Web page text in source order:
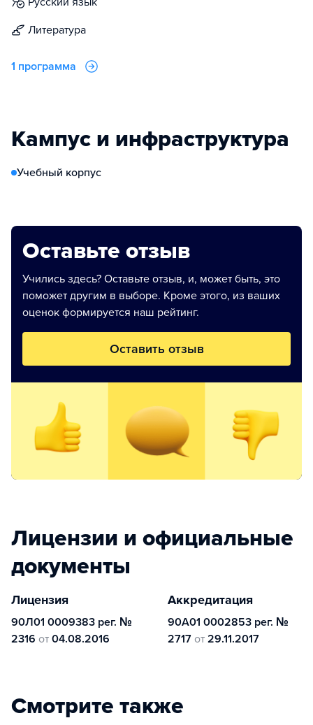
литература
1 программа
Кампус и инфраструктура
Учебный корпус
Оставьте отзыв
Учились здесь? Оставьте отзыв, и, может быть, это
поможет другим в выборе. Кроме этого, из ваших
оценок формируется наш рейтинг.
Оставить отзыв
Лицензии и официальные
документы
Лицензия
90Л01 0009383 рег. №
2316 от 04.08.2016
Аккредитация
90А01 0002853 рег. №
2717 от 29.11.2017
Смотрите также